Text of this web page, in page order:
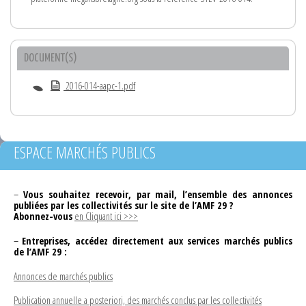
DOCUMENT(S)
2016-014-aapc-1.pdf
ESPACE MARCHÉS PUBLICS
– Vous souhaitez recevoir, par mail, l’ensemble des annonces
publiées par les collectivités sur le site de l’AMF 29 ?
Abonnez-vous en Cliquant ici >>>
– Entreprises, accédez directement aux services marchés publics
de l’AMF 29 :
Annonces de marchés publics
Publication annuelle a posteriori, des marchés conclus par les collectivités